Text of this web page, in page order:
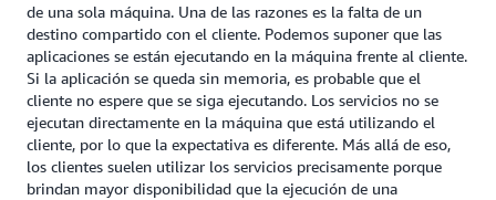
de una sola máquina. Una de las razones es la falta de un
destino compartido con el cliente. Podemos suponer que las
aplicaciones se están ejecutando en la máquina frente al cliente.
Si la aplicación se queda sin memoria, es probable que el
cliente no espere que se siga ejecutando. Los servicios no se
ejecutan directamente en la máquina que está utilizando el
cliente, por lo que la expectativa es diferente. Más allá de eso,
los clientes suelen utilizar los servicios precisamente porque
brindan mayor disponibilidad que la ejecución de una